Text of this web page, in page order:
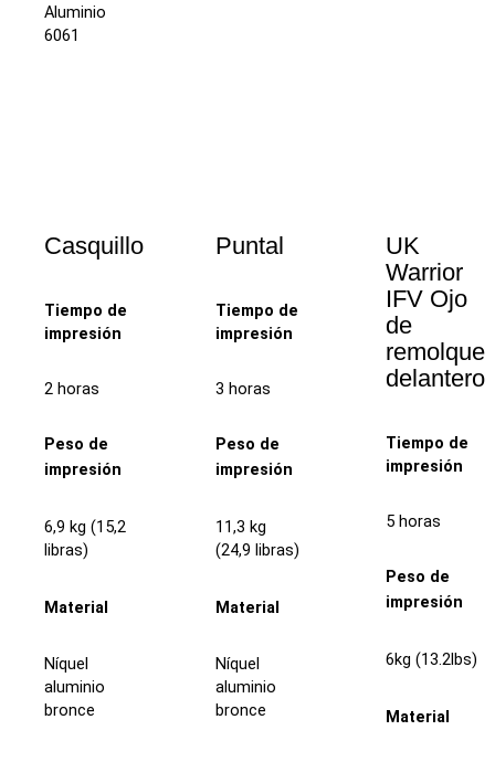
Aluminio
6061
Casquillo
Tiempo de
impresión
2 horas
Peso de
impresión
6,9 kg (15,2
libras)
Material
Níquel
aluminio
bronce
Puntal
Tiempo de
impresión
3 horas
Peso de
impresión
11,3 kg
(24,9 libras)
Material
Níquel
aluminio
bronce
UK
Warrior
IFV Ojo
de
remolque
delantero
Tiempo de
impresión
5 horas
Peso de
impresión
6kg (13.2lbs)
Material